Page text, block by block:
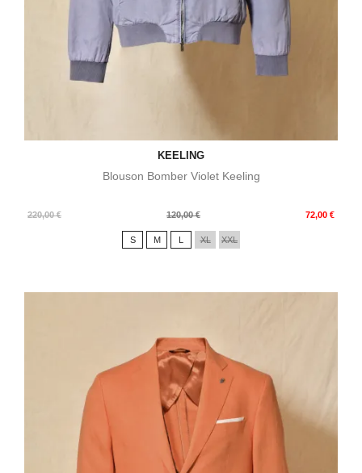
KEELING
Blouson Bomber Violet Keeling
220,00 €
Prix
120,00 € 72,00 €
Prix
S M L XL XXL